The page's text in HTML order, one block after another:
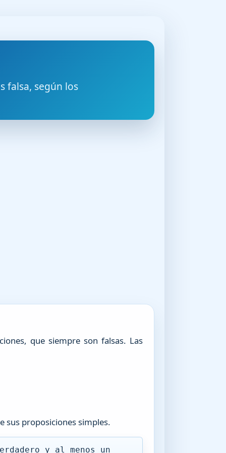
falsa, según los
que siempre son falsas. Las
sus proposiciones simples.
y al menos un